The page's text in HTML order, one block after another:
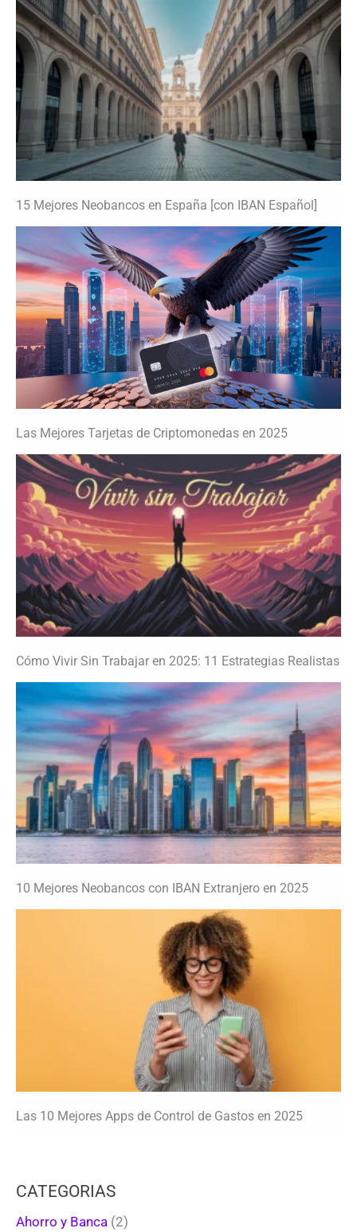
15 Mejores Neobancos en España [con IBAN Español]
Las Mejores Tarjetas de Criptomonedas en 2025
Cómo Vivir Sin Trabajar en 2025: 11 Estrategias Realistas
10 Mejores Neobancos con IBAN Extranjero en 2025
Las 10 Mejores Apps de Control de Gastos en 2025
CATEGORIAS
Ahorro y Banca (2)